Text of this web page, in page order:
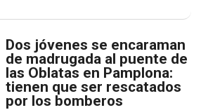
Dos jóvenes se encaraman
de madrugada al puente de
las Oblatas en Pamplona:
tienen que ser rescatados
por los bomberos